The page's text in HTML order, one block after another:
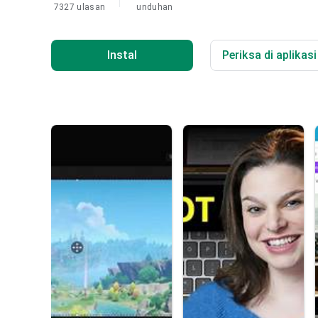
7327 ulasan
unduhan
Instal Periksa di